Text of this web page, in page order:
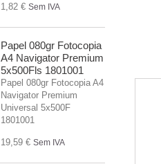
1,82 € Sem IVA
Papel 080gr Fotocopia
A4 Navigator Premium
5x500Fls 1801001
Papel 080gr Fotocopia A4
Navigator Premium
Universal 5x500F
1801001
19,59 € Sem IVA